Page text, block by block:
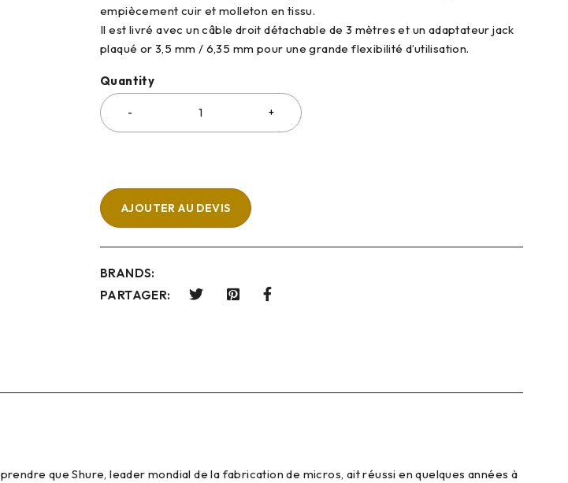
empiècement cuir et molleton en tissu.
Il est livré avec un câble droit détachable de 3 mètres et un adaptateur jack
plaqué or 3,5 mm / 6,35 mm pour une grande flexibilité d’utilisation.
Quantity
AJOUTER AU DEVIS
BRANDS:
PARTAGER:
que Shure, leader mondial de la fabrication de micros, ait réussi en quelques années à